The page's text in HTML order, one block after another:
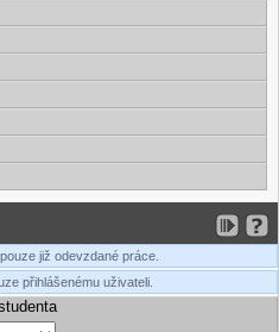
již odevzdané práce.
přihlášenému uživateli.